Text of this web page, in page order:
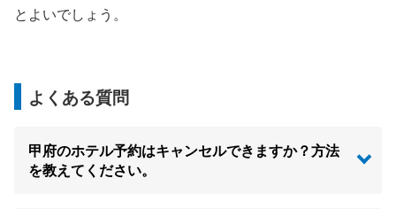
とよいでしょう。
よくある質問
甲府のホテル予約はキャンセルできますか？方法
を教えてください。